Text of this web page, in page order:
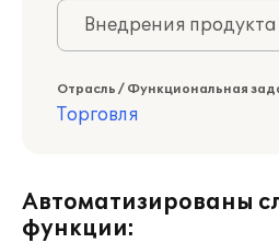
Внедрения
Отрасль / Функциональная
Торговля
Автоматизированы
функции: